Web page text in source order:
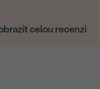
a opravdová
rychlé a
celou recenzi